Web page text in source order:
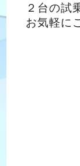
２台の試
お気軽に